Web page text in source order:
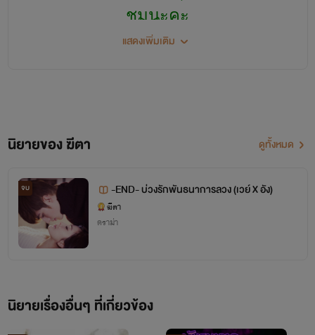
ชมนะคะ
ไรท์เตอร์นามปากกาว่า ฆีตา นะคะ
ไรท์เตอร์เป็นนักเขียนมือใหม่ ชอบ
อ่านนิยายเป็นชีวิตจิตใจ เริ่มเขียน
นิยายครั้งแรกสมัยม.1(เด็กมากกกก)
และได้อัพลงเว็บหนึ่งซึ่งค่อนข้างดัง
แสดงเพิ่มเติม
นิยายของ ฆีตา ดูทั้งหมด
จบ -END- บ่วงรักพันธนาการลวง (เวย์ X อัง)
ฆีตา
ดราม่า
นิยายเรื่องอื่นๆ ที่เกี่ยวข้อง